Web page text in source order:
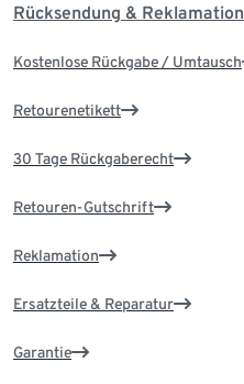
Rücksendung & Reklamation
Kostenlose Rückgabe / Umtausch
Retourenetikett
30 Tage Rückgaberecht
Retouren-Gutschrift
Reklamation
Ersatzteile & Reparatur
Garantie